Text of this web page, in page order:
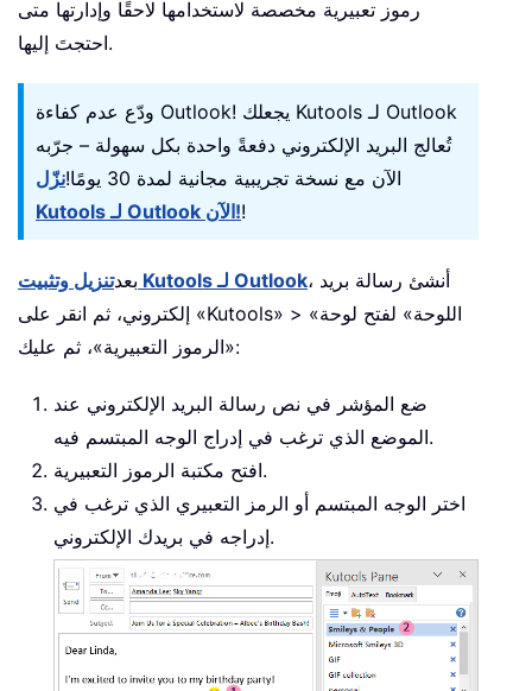
رموز تعبيرية مخصصة لاستخدامها لاحقًا وإدارتها متى
احتجتَ إليها.
ودّع عدم كفاءة Outlook! يجعلك Kutools لـ Outlook
تُعالج البريد الإلكتروني دفعةً واحدة بكل سهولة – جرّبه
الآن مع نسخة تجريبية مجانية لمدة 30 يومًا!
نزّل
Kutools لـ Outlook الآن!!
بعد تنزيل وتثبيت Kutools لـ Outlook، أنشئ رسالة بريد
إلكتروني، ثم انقر على «Kutools» > «اللوحة» لفتح لوحة
«الرموز التعبيرية»، ثم عليك:
ضع المؤشر في نص رسالة البريد الإلكتروني عند
الموضع الذي ترغب في إدراج الوجه المبتسم فيه.
افتح مكتبة الرموز التعبيرية.
اختر الوجه المبتسم أو الرمز التعبيري الذي ترغب في
إدراجه في بريدك الإلكتروني.